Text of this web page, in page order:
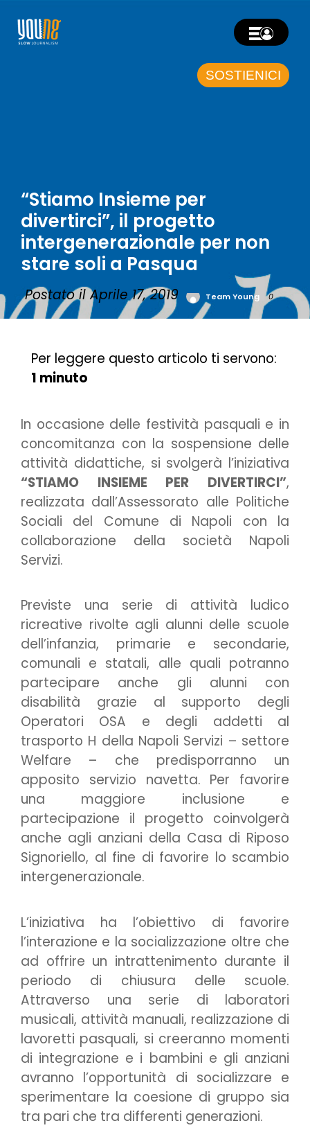
SOSTIENICI
“Stiamo Insieme per
divertirci”, il progetto
intergenerazionale per non
stare soli a Pasqua
Postato il Aprile 17, 2019 Team Young 0
Per leggere questo articolo ti servono:
1 minuto
In occasione delle festività pasquali e in
concomitanza con la sospensione delle
attività didattiche, si svolgerà l’iniziativa
“STIAMO INSIEME PER DIVERTIRCI”,
realizzata dall’Assessorato alle Politiche
Sociali del Comune di Napoli con la
collaborazione della società Napoli
Servizi.
Previste una serie di attività ludico
ricreative rivolte agli alunni delle scuole
dell’infanzia, primarie e secondarie,
comunali e statali, alle quali potranno
partecipare anche gli alunni con
disabilità grazie al supporto degli
Operatori OSA e degli addetti al
trasporto H della Napoli Servizi – settore
Welfare – che predisporranno un
apposito servizio navetta. Per favorire
una maggiore inclusione e
partecipazione il progetto coinvolgerà
anche agli anziani della Casa di Riposo
Signoriello, al fine di favorire lo scambio
intergenerazionale.
L’iniziativa ha l’obiettivo di favorire
l’interazione e la socializzazione oltre che
ad offrire un intrattenimento durante il
periodo di chiusura delle scuole.
Attraverso una serie di laboratori
musicali, attività manuali, realizzazione di
lavoretti pasquali, si creeranno momenti
di integrazione e i bambini e gli anziani
avranno l’opportunità di socializzare e
sperimentare la coesione di gruppo sia
tra pari che tra differenti generazioni.